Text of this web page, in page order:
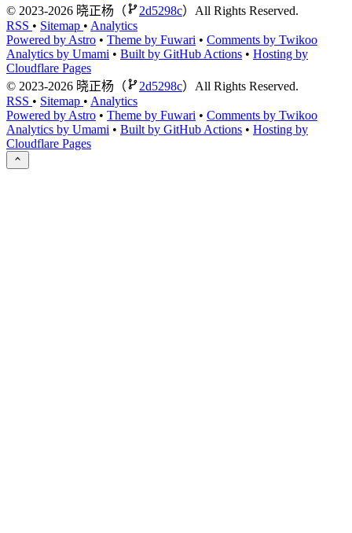
© 2023-2026 晓正杨（ 2d5298c）All Rights Reserved.
RSS • Sitemap • Analytics
Powered by Astro • Theme by Fuwari • Comments by Twikoo
Analytics by Umami • Built by GitHub Actions • Hosting by
Cloudflare Pages
© 2023-2026 晓正杨（ 2d5298c）All Rights Reserved.
RSS • Sitemap • Analytics
Powered by Astro • Theme by Fuwari • Comments by Twikoo
Analytics by Umami • Built by GitHub Actions • Hosting by
Cloudflare Pages